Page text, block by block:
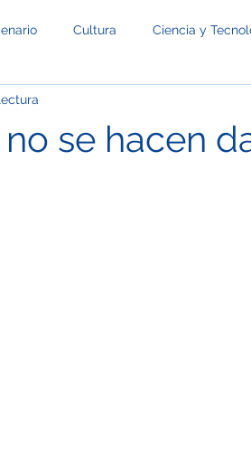
Cultura Ciencia y
Oficios y talachas urbanas
se hacen